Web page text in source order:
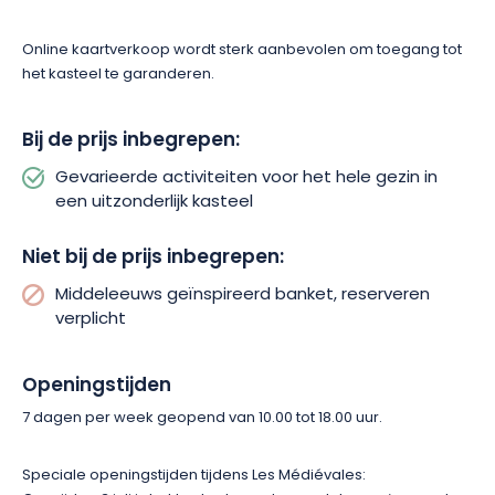
Online kaartverkoop wordt sterk aanbevolen om toegang tot
het kasteel te garanderen.
Bij de prijs inbegrepen:
Gevarieerde activiteiten voor het hele gezin in
een uitzonderlijk kasteel
Niet bij de prijs inbegrepen:
Middeleeuws geïnspireerd banket, reserveren
verplicht
Openingstijden
7 dagen per week geopend van 10.00 tot 18.00 uur.
Speciale openingstijden tijdens Les Médiévales: